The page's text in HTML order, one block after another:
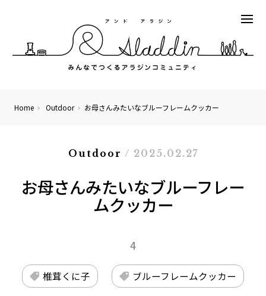
Home Outdoor お母さんみたいなブルーフレームクッカー
Outdoor / 2025.02.27
お母さんみたいなブルーフレー
ムクッカー
4
椎茸くに子 ブルーフレームクッカー